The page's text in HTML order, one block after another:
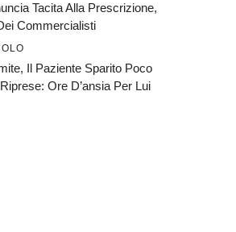
Tacita Alla Prescrizione,
Commercialisti
Il Paziente Sparito Poco
Ore D’ansia Per Lui